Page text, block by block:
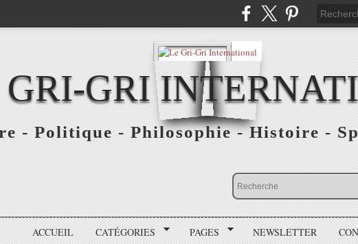
GRI
- Politique - Philosophie - Histoire -
ACCUEIL CATÉGORIES PAGES NEWSLETTER